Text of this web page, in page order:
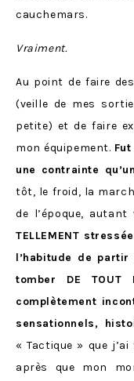
cauchemars.
Vraiment.
Au point de faire
(veille de mes
petite) et de faire
mon équipement.
une contrainte
tôt, le froid, la
de l’époque, autant
TELLEMENT
l’habitude de
tomber DE TOUT
complètement
sensationnels,
« Tactique » que
après que mon